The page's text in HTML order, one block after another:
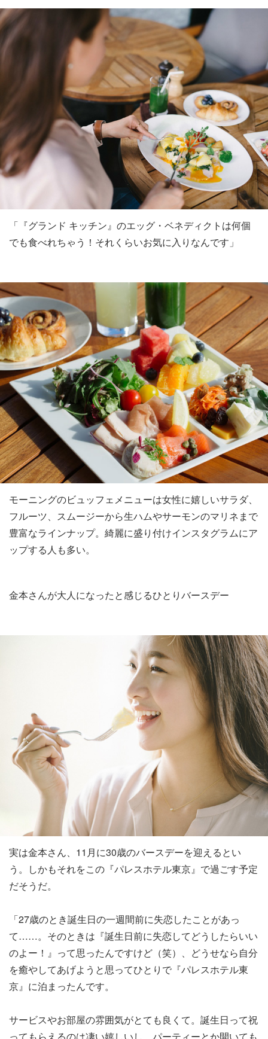
「『グランド キッチン』のエッグ・ベネディクトは何個
でも食べれちゃう！それくらいお気に入りなんです」
モーニングのビュッフェメニューは女性に嬉しいサラダ、
フルーツ、スムージーから生ハムやサーモンのマリネまで
豊富なラインナップ。綺麗に盛り付けインスタグラムにア
ップする人も多い。
金本さんが大人になったと感じるひとりバースデー
実は金本さん、11月に30歳のバースデーを迎えるとい
う。しかもそれをこの『パレスホテル東京』で過ごす予定
だそうだ。
「27歳のとき誕生日の一週間前に失恋したことがあっ
て……。そのときは『誕生日前に失恋してどうしたらいい
のよー！』って思ったんですけど（笑）、どうせなら自分
を癒やしてあげようと思ってひとりで『パレスホテル東
京』に泊まったんです。
サービスやお部屋の雰囲気がとても良くて。誕生日って祝